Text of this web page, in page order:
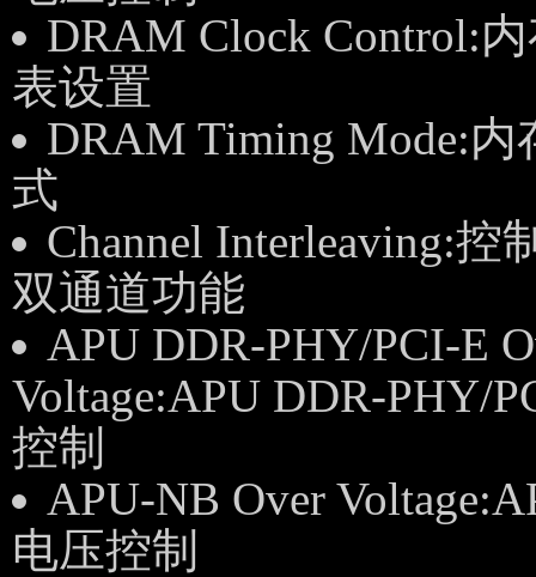
DRAM Clock Control:
表设置
DRAM Timing Mode:内
式
Channel Interleaving:控
双通道功能
APU DDR-PHY/PCI-E
Voltage:APU DDR-PHY/
控制
APU-NB Over
电压控制